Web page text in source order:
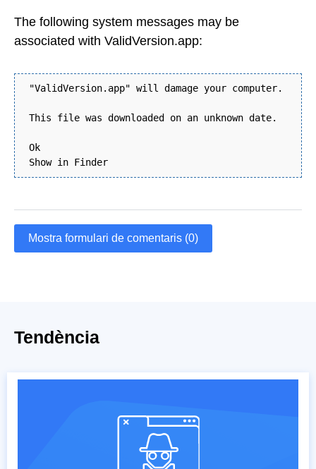
The following system messages may be
associated with ValidVersion.app:
"ValidVersion.app" will damage your computer.
This file was downloaded on an unknown date.
Ok
Show in Finder
Mostra formulari de comentaris (0)
Tendència